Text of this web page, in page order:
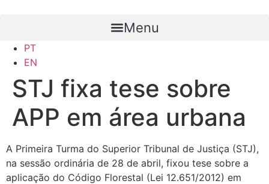
conteúdo
Menu
PT
EN
STJ fixa tese sobre
APP em área urbana
A Primeira Turma do Superior Tribunal de Justiça (STJ),
na sessão ordinária de 28 de abril, fixou tese sobre a
aplicação do Código Florestal (Lei 12.651/2012) em